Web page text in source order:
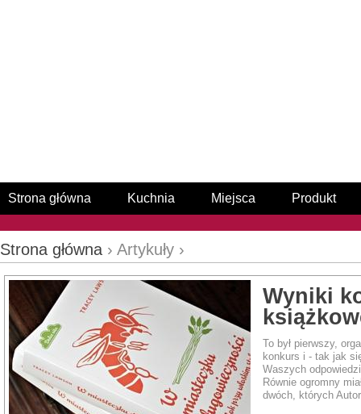
Strona główna Kuchnia Miejsca Produkt
Strona główna › Artykuły ›
Wyniki
To był pierwszy,
konkurs i - tak jak
Waszych
Równie ogromny
dwóch, których